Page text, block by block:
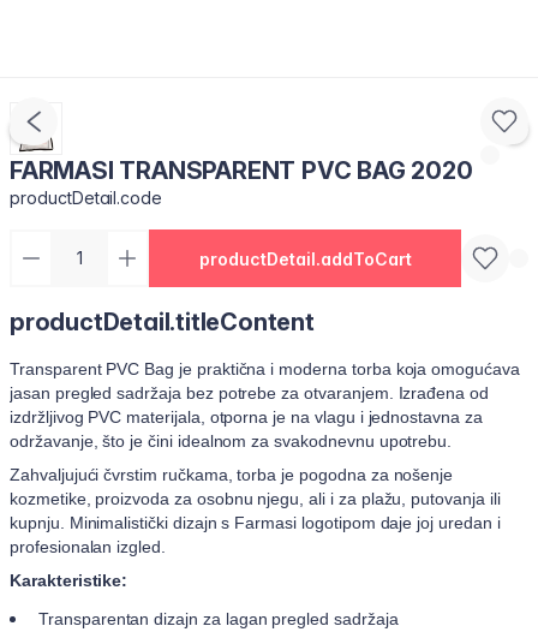
FARMASI TRANSPARENT PVC BAG 2020
productDetail.code
productDetail.addToCart
productDetail.titleContent
Transparent PVC Bag je praktična i moderna torba koja omogućava
jasan pregled sadržaja bez potrebe za otvaranjem. Izrađena od
izdržljivog PVC materijala, otporna je na vlagu i jednostavna za
održavanje, što je čini idealnom za svakodnevnu upotrebu.
Zahvaljujući čvrstim ručkama, torba je pogodna za nošenje
kozmetike, proizvoda za osobnu njegu, ali i za plažu, putovanja ili
kupnju. Minimalistički dizajn s Farmasi logotipom daje joj uredan i
profesionalan izgled.
Karakteristike:
Transparentan dizajn za lagan pregled sadržaja